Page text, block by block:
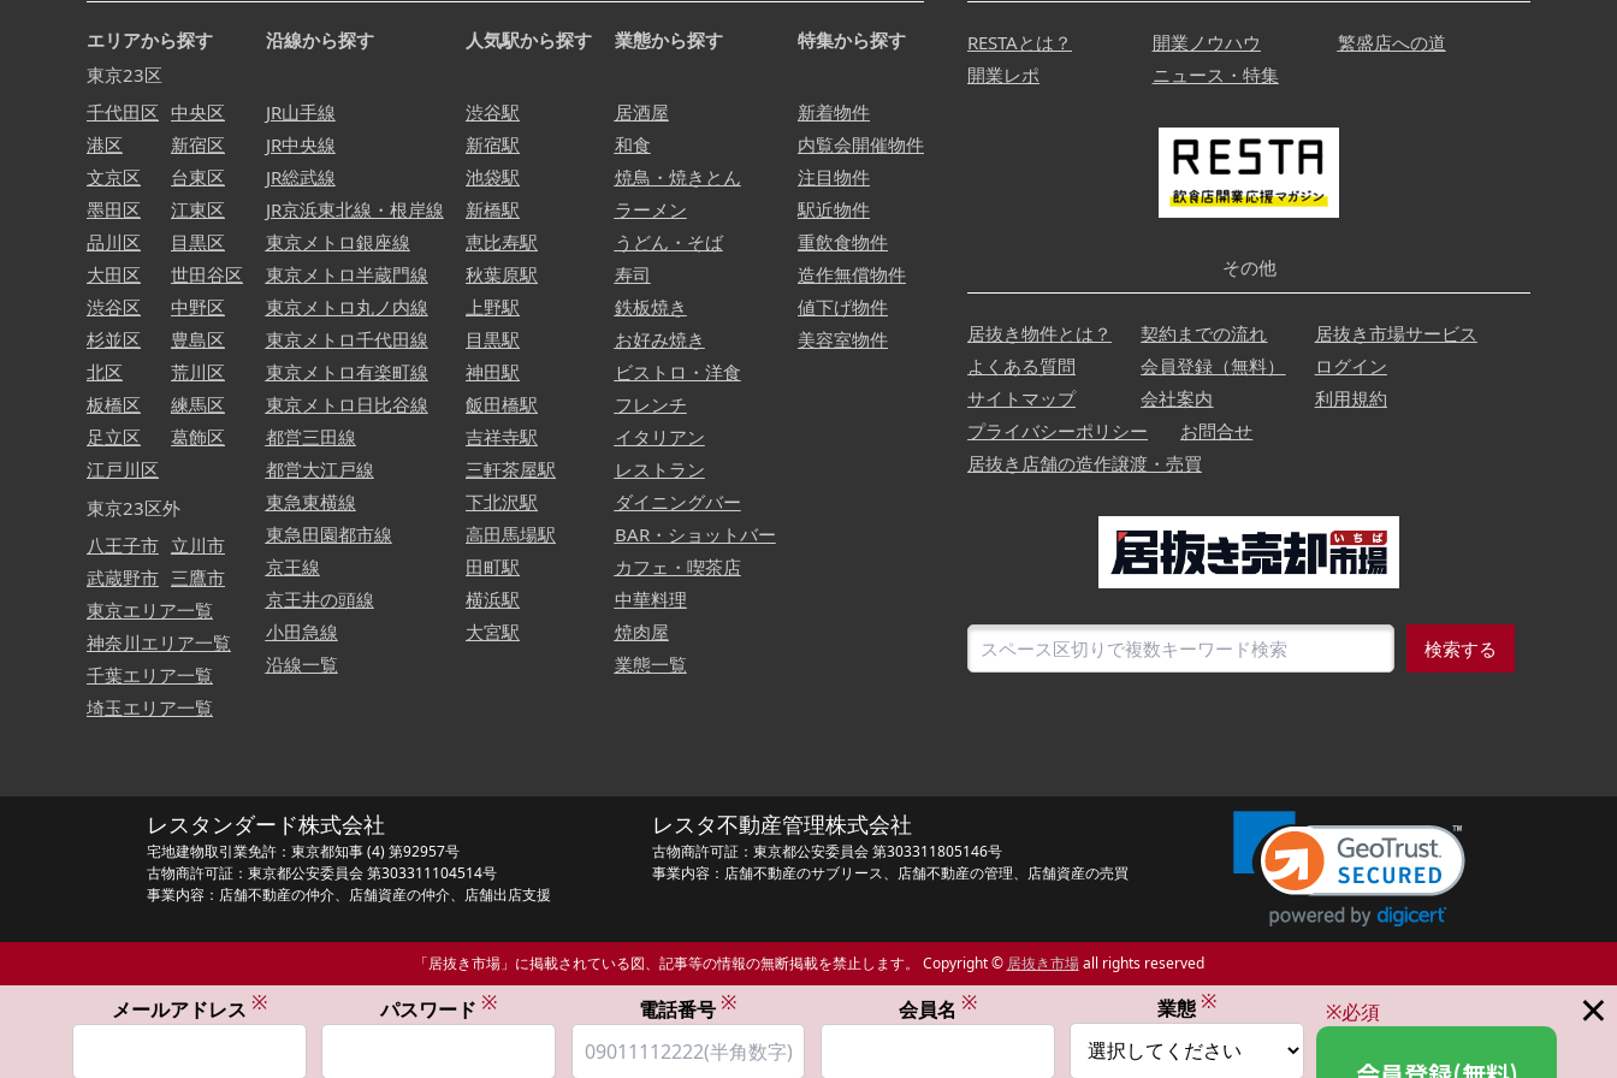
エリアから探す
東京23区
千代田区
港区
文京区
墨田区
品川区
大田区
渋谷区
杉並区
北区
板橋区
足立区
江戸川区
中央区
新宿区
台東区
江東区
目黒区
世田谷区
中野区
豊島区
荒川区
練馬区
葛飾区
東京23区外
八王子市
武蔵野市
立川市
三鷹市
東京エリア一覧
神奈川エリア一覧
千葉エリア一覧
埼玉エリア一覧
沿線から探す
JR山手線
JR中央線
JR総武線
JR京浜東北線・根岸線
東京メトロ銀座線
東京メトロ半蔵門線
東京メトロ丸ノ内線
東京メトロ千代田線
東京メトロ有楽町線
東京メトロ日比谷線
都営三田線
都営大江戸線
東急東横線
東急田園都市線
京王線
京王井の頭線
小田急線
沿線一覧
人気駅から探す
渋谷駅
新宿駅
池袋駅
新橋駅
恵比寿駅
秋葉原駅
上野駅
目黒駅
神田駅
飯田橋駅
吉祥寺駅
三軒茶屋駅
下北沢駅
高田馬場駅
田町駅
横浜駅
大宮駅
業態から探す
居酒屋
和食
焼鳥・焼きとん
ラーメン
うどん・そば
寿司
鉄板焼き
お好み焼き
ビストロ・洋食
フレンチ
イタリアン
レストラン
ダイニングバー
BAR・ショットバー
カフェ・喫茶店
中華料理
焼肉屋
業態一覧
特集から探す
新着物件
内覧会開催物件
注目物件
駅近物件
重飲食物件
造作無償物件
値下げ物件
美容室物件
RESTAとは？ 開業ノウハウ
繁盛店への道
開業レポ
ニュース・特集
その他
居抜き物件とは？ 契約までの流れ
居抜き市場サービス
よくある質問
会員登録（無料）
ログイン
サイトマップ
会社案内
利用規約
プライバシーポリシー
お問合せ
居抜き店舗の造作譲渡・売買
検索する
レスタンダード株式会社
宅地建物取引業免許：東京都知事 (4) 第92957号
古物商許可証：東京都公安委員会 第303311104514号
事業内容：店舗不動産の仲介、店舗資産の仲介、店舗出店支援
レスタ不動産管理株式会社
古物商許可証：東京都公安委員会 第303311805146号
事業内容：店舗不動産のサブリース、店舗不動産の管理、店舗資産の売買
「居抜き市場」に掲載されている図、記事等の情報の無断掲載を禁止します。 Copyright © 居抜き市場all rights reserved
×
メールアドレス ※ パスワード ※ 電話番号 ※ 会員名 ※ 業態 ※ ※必須